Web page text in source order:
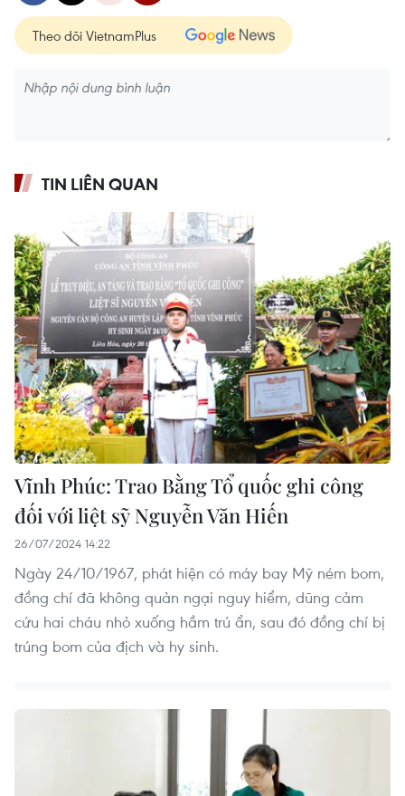
Theo dõi VietnamPlus
TIN LIÊN QUAN
Vĩnh Phúc: Trao Bằng Tổ quốc ghi công
đối với liệt sỹ Nguyễn Văn Hiến
26/07/2024 14:22
Ngày 24/10/1967, phát hiện có máy bay Mỹ ném bom,
đồng chí đã không quản ngại nguy hiểm, dũng cảm
cứu hai cháu nhỏ xuống hầm trú ẩn, sau đó đồng chí bị
trúng bom của địch và hy sinh.